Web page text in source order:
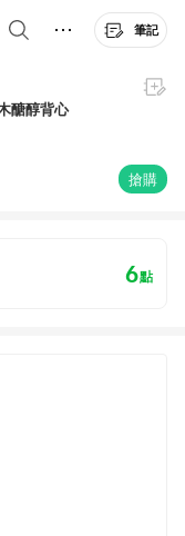
筆記
醣醇背心
搶購
6點